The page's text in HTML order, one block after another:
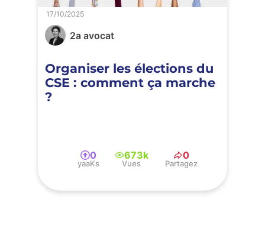
2a avocat
Organiser les élections du
CSE : comment ça marche
?
17/10/2025
0
yaaKs
673k
Vues
0
Partagez